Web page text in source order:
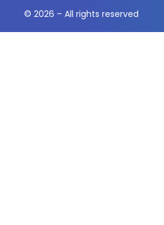
© 2026 – All rights reserved